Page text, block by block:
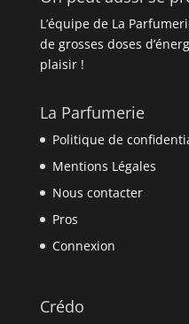
L’équipe de La
de grosses doses
plaisir !
La Parfumerie
Politique de
Mentions Légales
Nous contacter
Pros
Connexion
Crédo